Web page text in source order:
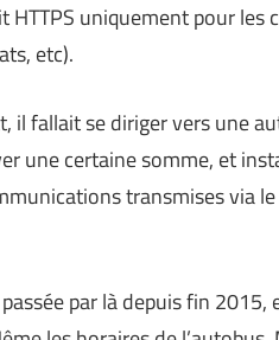
HTTPS uniquement pour
etc).
il fallait se diriger vers une
une certaine somme, et
transmises via
passée par là depuis fin